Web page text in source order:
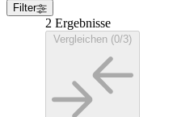
Filter
2 Ergebnisse